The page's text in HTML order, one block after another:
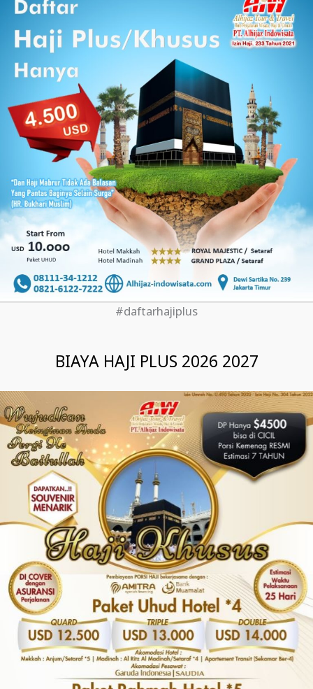
#daftarhajiplus
BIAYA HAJI PLUS 2026 2027